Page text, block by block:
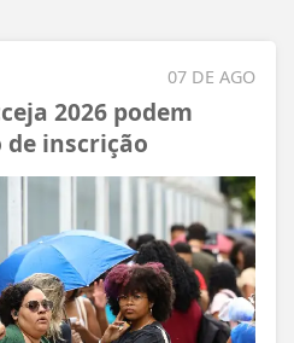
07 DE AGO
2026 podem
inscrição